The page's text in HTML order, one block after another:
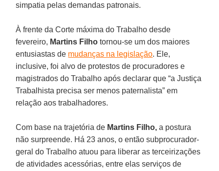
simpatia pelas demandas patronais.
À frente da Corte máxima do Trabalho desde
fevereiro, Martins Filho tornou-se um dos maiores
entusiastas de mudanças na legislação. Ele,
inclusive, foi alvo de protestos de procuradores e
magistrados do Trabalho após declarar que “a Justiça
Trabalhista precisa ser menos paternalista” em
relação aos trabalhadores.
Com base na trajetória de Martins Filho, a postura
não surpreende. Há 23 anos, o então subprocurador-
geral do Trabalho atuou para liberar as terceirizações
de atividades acessórias, entre elas serviços de